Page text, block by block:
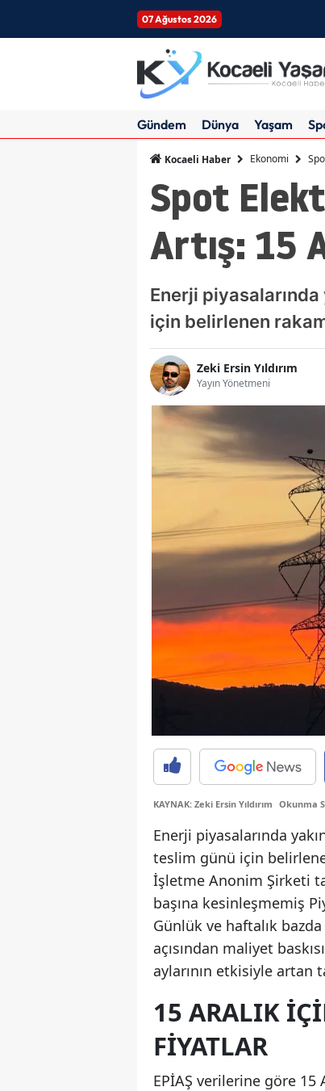
07 Ağustos 2026
Gündem Dünya Yaşam
Kocaeli Haber Ekonomi
Spot
Artış: 15
Enerji
için belirlenen
Zeki Ersin Yıldırım
Yayın Yönetmeni
KAYNAK: Zeki Ersin Yıldırım Okunma
Enerji piyasalarında
teslim günü için
İşletme Anonim Şirketi
başına kesinleşmemiş
Günlük ve haftalık
açısından maliyet
aylarının etkisiyle
15 ARALIK
FIYATLAR
EPİAŞ verilerine göre